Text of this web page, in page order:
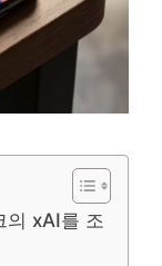
의 xAI를 조